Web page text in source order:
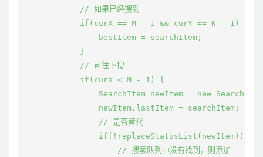
            // 如果已经搜到
            if(curX == M - 1 && curY == N - 1) {
                bestItem = searchItem;
            }
            // 可往下搜
            if(curX < M - 1) {
SearchItem newItem = new
                newItem.lastItem = searchItem;
                // 是否替代
                if(!replaceStatusList(newItem)) {
                    // 搜索队列中没有找到，则添加